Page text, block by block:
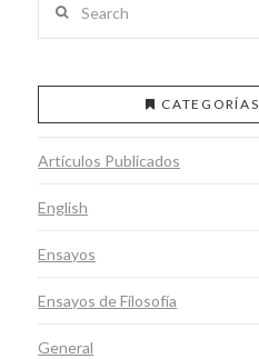
CATEGORÍAS
Artículos Publicados
English
Ensayos
Ensayos de Filosofía
General